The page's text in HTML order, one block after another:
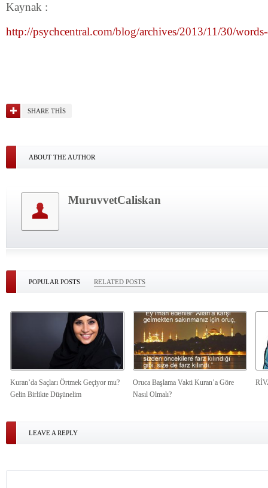
Kaynak :
http://psychcentral.com/blog/archives/2013/11/30/
SHARE THIS
ABOUT THE AUTHOR
MuruvvetCaliskan
POPULAR POSTS RELATED POSTS
Kuran’da Saçları Örtmek Geçiyor mu?
Gelin Birlikte Düşünelim
Oruca Başlama Vakti Kuran’a Göre
Nasıl Olmalı?
LEAVE A REPLY